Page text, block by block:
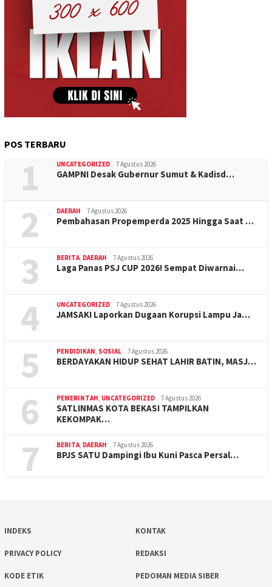
POS TERBARU
1 UNCATEGORIZED 7 Agustus 2026
GAMPNI Desak Gubernur Sumut & Kadisd…
2 DAERAH 7 Agustus 2026
Pembahasan Propemperda 2025 Hingga Saat …
3 BERITA, DAERAH 7 Agustus 2026
Laga Panas PSJ CUP 2026! Sempat Diwarnai…
4 UNCATEGORIZED 7 Agustus 2026
JAMSAKI Laporkan Dugaan Korupsi Lampu Ja…
5 PENDIDIKAN, SOSIAL 7 Agustus 2026
BERDAYAKAN HIDUP SEHAT LAHIR BATIN, MASJ…
6 PEMERINTAH, UNCATEGORIZED 7 Agustus 2026
SATLINMAS KOTA BEKASI TAMPILKAN
KEKOMPAK…
7 BERITA, DAERAH 7 Agustus 2026
BPJS SATU Dampingi Ibu Kuni Pasca Persal…
INDEKS KONTAK
PRIVACY POLICY REDAKSI
KODE ETIK PEDOMAN MEDIA SIBER